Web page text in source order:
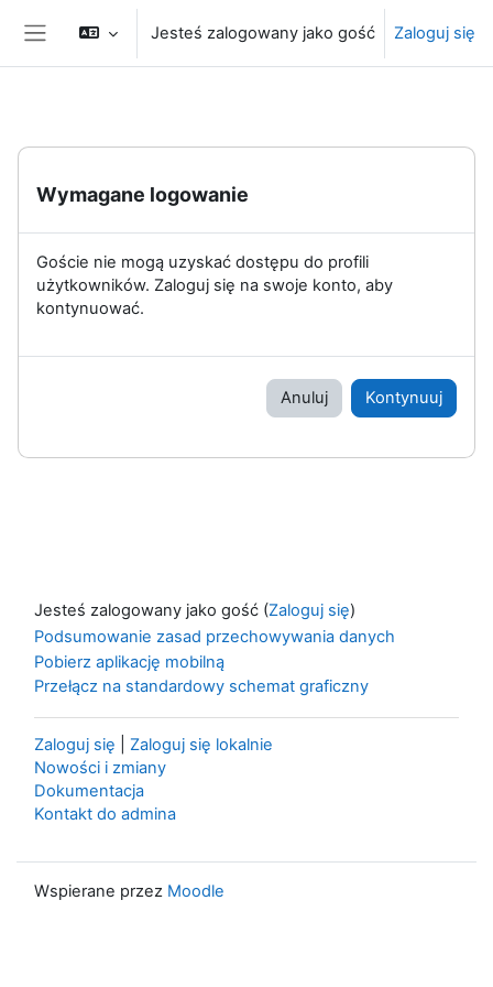
Przejdź do głównej zawartości
Panel boczny
Jesteś zalogowany jako gość Zaloguj się
Wymagane logowanie
Goście nie mogą uzyskać dostępu do profili
użytkowników. Zaloguj się na swoje konto, aby
kontynuować.
Anuluj Kontynuuj
Jesteś zalogowany jako gość (Zaloguj się)
Podsumowanie zasad przechowywania danych
Pobierz aplikację mobilną
Przełącz na standardowy schemat graficzny
Zaloguj się
Zaloguj się lokalnie
Nowości i zmiany
Dokumentacja
Kontakt do admina
Wspierane przez Moodle